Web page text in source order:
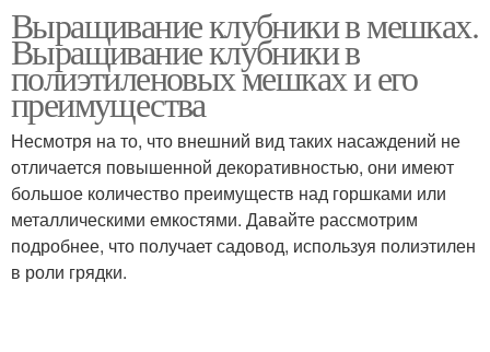
Выращивание клубники в мешках.
Выращивание клубники в
полиэтиленовых мешках и его
преимущества
Несмотря на то, что внешний вид таких насаждений не
отличается повышенной декоративностью, они имеют
большое количество преимуществ над горшками или
металлическими емкостями. Давайте рассмотрим
подробнее, что получает садовод, используя полиэтилен
в роли грядки.